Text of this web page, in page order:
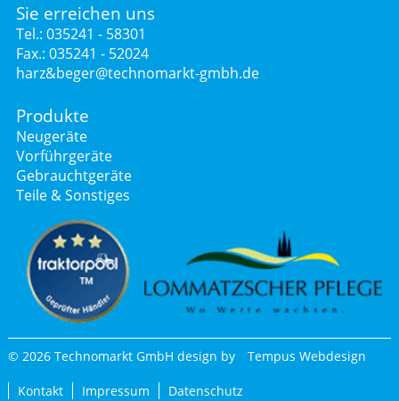
Sie erreichen uns
Tel.: 035241 - 58301
Fax.: 035241 - 52024
harz&beger@technomarkt-gmbh.de
Produkte
Neugeräte
Vorführgeräte
Gebrauchtgeräte
Teile & Sonstiges
© 2026 Technomarkt GmbH design by Tempus Webdesign
Kontakt Impressum Datenschutz